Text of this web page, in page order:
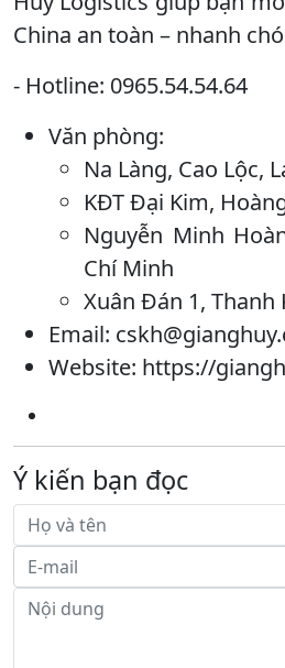
China an toàn – nhanh
- Hotline: 0965.54.54.64
Văn phòng:
Na Làng, Cao Lộc,
KĐT Đại Kim,
Nguyễn Minh
Chí Minh
Xuân Đán 1, Thanh
Email:
Website: https://
Ý kiến bạn đọc